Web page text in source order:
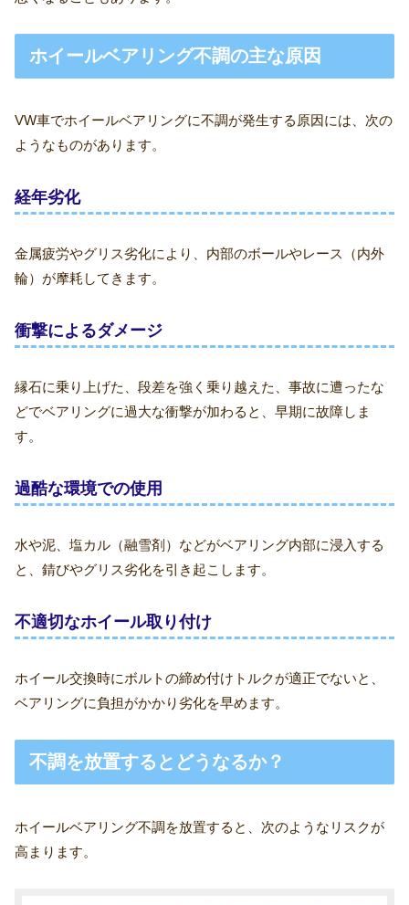
ホイールベアリング不調の主な原因
VW車でホイールベアリングに不調が発生する原因には、次の
ようなものがあります。
経年劣化
金属疲労やグリス劣化により、内部のボールやレース（内外
輪）が摩耗してきます。
衝撃によるダメージ
縁石に乗り上げた、段差を強く乗り越えた、事故に遭ったな
どでベアリングに過大な衝撃が加わると、早期に故障しま
す。
過酷な環境での使用
水や泥、塩カル（融雪剤）などがベアリング内部に浸入する
と、錆びやグリス劣化を引き起こします。
不適切なホイール取り付け
ホイール交換時にボルトの締め付けトルクが適正でないと、
ベアリングに負担がかかり劣化を早めます。
不調を放置するとどうなるか？
ホイールベアリング不調を放置すると、次のようなリスクが
高まります。